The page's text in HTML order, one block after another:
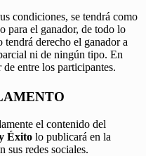
condiciones, se tendrá como
para el ganador, de todo lo
derecho el ganador a
ni de ningún tipo. En
de entre los participantes.
el contenido del
Éxito lo publicará en la
sus redes sociales.